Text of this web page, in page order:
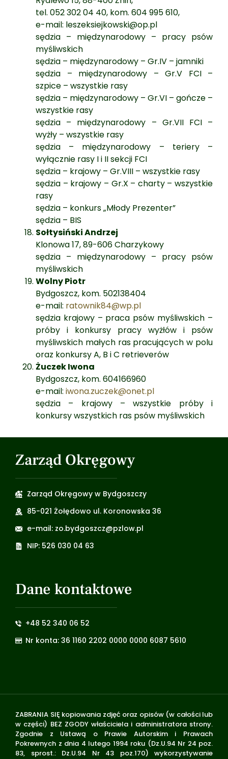
tel. 052 302 04 40, kom. 604 995 610,
e-mail: leszeksiejkowski@op.pl
sędzia – międzynarodowy – pracy psów
myśliwskich
sędzia – międzynarodowy – Gr.IV – jamniki
sędzia – międzynarodowy – Gr.V FCI –
szpice – wszystkie rasy
sędzia – międzynarodowy – Gr.VI – gończe –
wszystkie rasy
sędzia – międzynarodowy – Gr.VII FCI –
wyżły – wszystkie rasy
sędzia – międzynarodowy – teriery –
wyłącznie rasy I i II sekcji FCI
sędzia – krajowy – Gr.VIII – wszystkie rasy
sędzia – krajowy – Gr.X – charty – wszystkie
rasy
sędzia – konkurs „Młody Prezenter”
sędzia – BIS
Sołtysiński Andrzej
Klonowa 17, 89-606 Charzykowy
sędzia – międzynarodowy – pracy psów
myśliwskich
Wolny Piotr
Bydgoszcz, kom. 502138404
e-mail: ratownik84@wp.pl
sędzia krajowy – praca psów myśliwskich –
próby i konkursy pracy wyżłów i psów
myśliwskich małych ras pracujących w polu
oraz konkursy A, B i C retrieverów
Żuczek Iwona
Bydgoszcz, kom. 604166960
e-mail: iwona.zuczek@onet.pl
sędzia – krajowy – wszystkie próby i
konkursy wszystkich ras psów myśliwskich
Zarząd Okręgowy
Zarząd Okręgowy w Bydgoszczy
85-021 Żołędowo ul. Koronowska 36
e-mail: zo.bydgoszcz@pzlow.pl
NIP: 526 030 04 63
Dane kontaktowe
+48 52 340 06 52
Nr konta: 36 1160 2202 0000 0000 6087 5610
ZABRANIA SIĘ kopiowania zdjęć oraz opisów (w całości lub
w części) BEZ ZGODY właściciela i administratora strony.
Zgodnie z Ustawą o Prawie Autorskim i Prawach
Pokrewnych z dnia 4 lutego 1994 roku (Dz.U.94 Nr 24 poz.
83, sprost.: Dz.U.94 Nr 43 poz.170) wykorzystywanie